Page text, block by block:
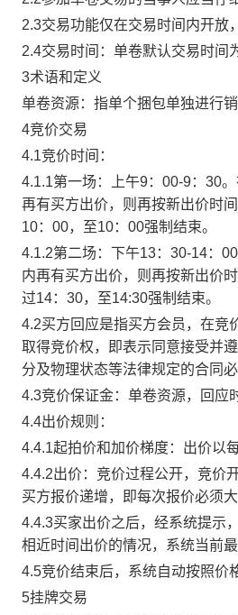
2.3交易功能仅在交易时间内开放
2.4交易时间：单卷默认交易时间
3术语和定义
单卷资源：指单个捆包单独进行销
4竞价交易
4.1竞价时间：
4.1.1第一场：上午9：00-9：30
再有买方出价，则再按新出价时
10：00，至10：00强制结束。
4.1.2第二场：下午13：30-14：
内再有买方出价，则再按新出价
过14：30，至14:30强制结束。
4.2买方回应是指买方会员，在竞
取得竞价权，即表示同意接受并
分及物理状态等法律规定的合同必
4.3竞价保证金：单卷资源，回应
4.4出价规则：
4.4.1起拍价和加价梯度：出价以
4.4.2出价：竞价过程公开，竞价
买方报价递增，即每次报价必须
4.4.3买家出价之后，经系统提示
相近时间出价的情况，系统当前
4.5竞价结束后，系统自动按照价
5挂牌交易